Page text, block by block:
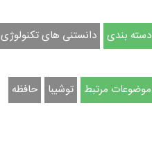
دسته بندی دانستنی های تکنولوژی
موضوعات مرتبط توشیبا حافظه